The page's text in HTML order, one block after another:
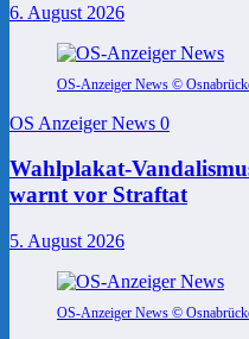
6. August 2026
OS-Anzeiger News ©
OS Anzeiger News 0
Wahlplakat-
warnt vor Straftat
5. August 2026
OS-Anzeiger News ©